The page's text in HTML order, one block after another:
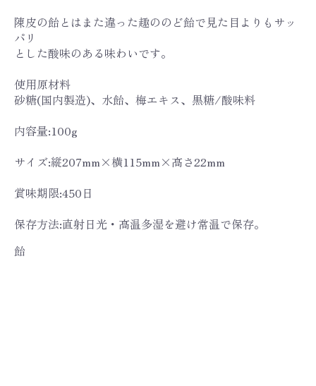
陳皮の飴とはまた違った趣ののど飴で見た目よりもサッ
パリ
とした酸味のある味わいです。
使用原材料
砂糖(国内製造)、水飴、梅エキス、黒糖/酸味料
内容量:100g
サイズ:縦207mm×横115mm×高さ22mm
賞味期限:450日
保存方法:直射日光・高温多湿を避け常温で保存。
飴